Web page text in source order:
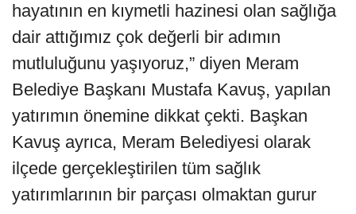
hayatının en kıymetli hazinesi olan sağlığa
dair attığımız çok değerli bir adımın
mutluluğunu yaşıyoruz,” diyen Meram
Belediye Başkanı Mustafa Kavuş, yapılan
yatırımın önemine dikkat çekti. Başkan
Kavuş ayrıca, Meram Belediyesi olarak
ilçede gerçekleştirilen tüm sağlık
yatırımlarının bir parçası olmaktan gurur